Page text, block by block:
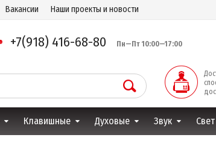
Вакансии Наши проекты и новости
+7(918) 416-68-80 Пн—Пт 10:00—17:00
Клавишные Духовые Звук Свет